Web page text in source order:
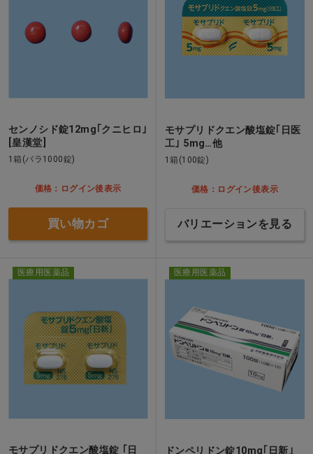
センノシド錠12mg｢クニヒロ｣
[皇漢堂]
1箱(バラ1000錠)
価格：ログイン後表示
買い物カゴ
モサプリドクエン酸塩錠｢日医
工｣ 5mg…他
1箱(100錠)
価格：ログイン後表示
バリエーションを見る
医療用医薬品
モサプリドクエン酸塩錠 ｢日
医療用医薬品
ドンペリドン錠10mg｢日新｣